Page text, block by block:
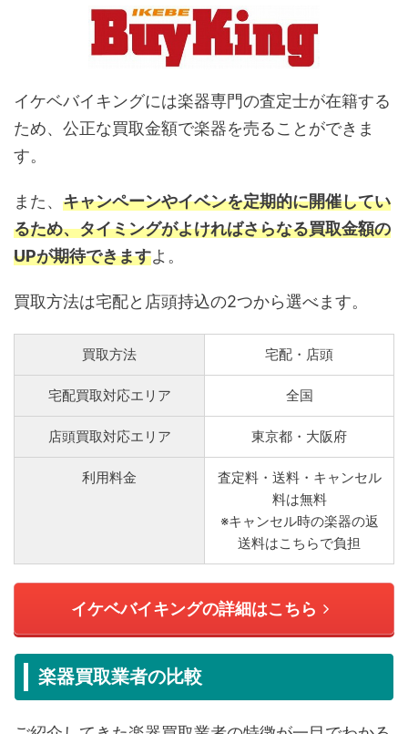
イケベバイキングには楽器専門の査定士が在籍する
ため、公正な買取金額で楽器を売ることができま
す。
また、 キャンペーンやイベンを定期的に開催してい
るため、タイミングがよければさらなる買取金額の
UPが期待できますよ。
買取方法は宅配と店頭持込の2つから選べます。
買取方法 宅配・店頭
宅配買取対応エリア 全国
店頭買取対応エリア 東京都・大阪府
利用料金
査定料・送料・キャンセル
料は無料
※キャンセル時の楽器の返
送料はこちらで負担
イケベバイキングの詳細はこちら
楽器買取業者の比較